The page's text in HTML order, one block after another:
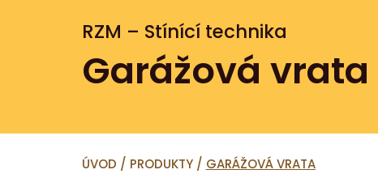
RZM – Stínící technika
Garážová vrata
ÚVOD / PRODUKTY/ GARÁŽOVÁ VRATA